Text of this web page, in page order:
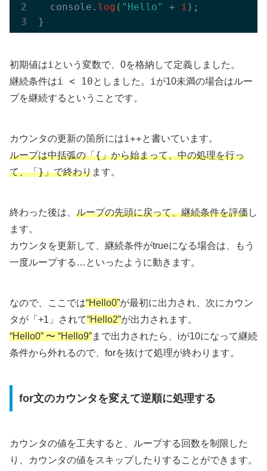
  console.
log ( "Hello" + i );
初期値はiという変数で、0を格納して定義しました。
継続条件はi < 10としました。 iが10未満の場合はルー
プを継続するということです。
カウンタの更新の箇所にはi++と書いています。
ループは中括弧の「{」から始まって、中の処理を行っ
て、「}」で終わります。
終わった後は、 ループの先頭に戻って、継続条件を評価し
ます。
カウンタを更新して、継続条件がtrueになる場合は、もう
一度ループする…といったように動きます。
なので、ここでは“Hello0”が最初に出力され、次にカウン
タが「+1」されて“Hello2”が出力されます。
“Hello0” 〜 “Hello9”まで出力されたら、iが10になって継続
条件から外れるので、forを抜けて処理が終わります。
for文のカウンタを変えて逆順に処理する
カウンタの値を工夫すると、ループする回数を制限した
り、カウンタの値をスキップしたりすることができます。